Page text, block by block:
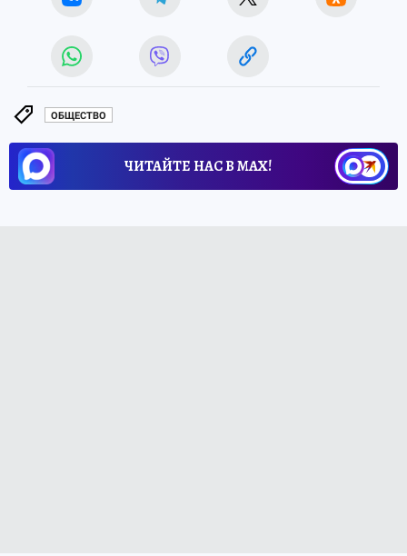
ОБЩЕСТВО
ЧИТАЙТЕ НАС В МАХ!